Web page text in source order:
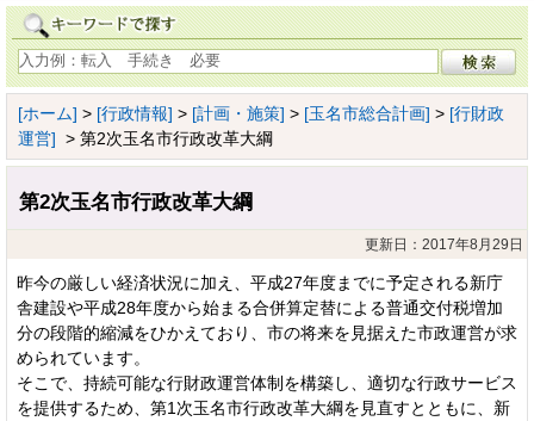
[ホーム] > [行政情報] > [計画・施策] > [玉名市総合計画] > [行財政
運営] > 第2次玉名市行政改革大綱
第2次玉名市行政改革大綱
更新日：2017年8月29日
昨今の厳しい経済状況に加え、平成27年度までに予定される新庁
舎建設や平成28年度から始まる合併算定替による普通交付税増加
分の段階的縮減をひかえており、市の将来を見据えた市政運営が求
められています。
そこで、持続可能な行財政運営体制を構築し、適切な行政サービス
を提供するため、第1次玉名市行政改革大綱を見直すとともに、新